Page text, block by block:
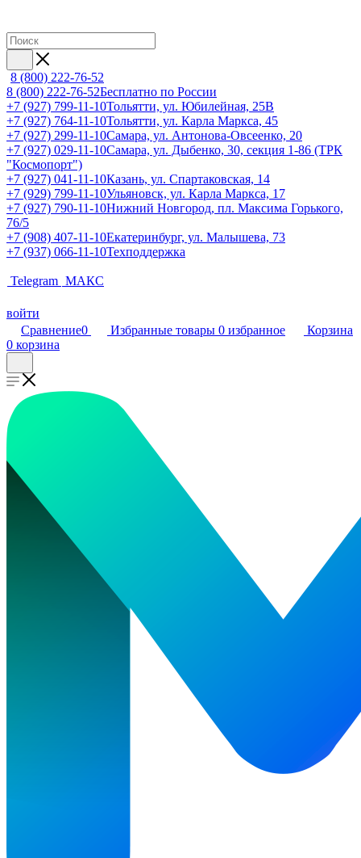
8 (800) 222-76-52
8 (800) 222-76-52Бесплатно по России
+7 (927) 799-11-10Тольятти, ул. Юбилейная, 25В
+7 (927) 764-11-10Тольятти, ул. Карла Маркса, 45
+7 (927) 299-11-10Самара, ул. Антонова-Овсеенко, 20
+7 (927) 029-11-10Самара, ул. Дыбенко, 30, секция 1-86 (ТРК
"Космопорт")
+7 (927) 041-11-10Казань, ул. Спартаковская, 14
+7 (929) 799-11-10Ульяновск, ул. Карла Маркса, 17
+7 (927) 790-11-10Нижний Новгород, пл. Максима Горького,
76/5
+7 (908) 407-11-10Екатеринбург, ул. Малышева, 73
+7 (937) 066-11-10Техподдержка
Telegram МАКС
войти
Сравнение0 Избранные товары 0 избранное
Корзина
0 корзина